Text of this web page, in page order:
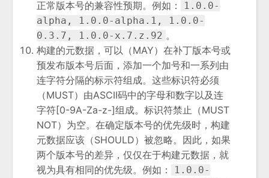
正常版本号的兼容性预期。例如：
1.0.0-
alpha, 1.0.0-alpha.1, 1.0.0-
0.3.7, 1.0.0-x.7.z.92 。
构建的元数据，可以（MAY）在补丁版本号或
预发布版本号后面，添加一个加号和一系列由
连字符分隔的标示符组成。这些标识符必须
（MUST）由ASCII码中的字母和数字以及连
字符[0-9A-Za-z-]组成。标识符禁止（MUST
NOT）为空。在确定版本号的优先级时，构建
元数据应该（SHOULD）被忽略。因此，如果
两个版本号的差异，仅仅在于构建元数据，就
视为具有相同的优先级。例如：
1.0.0-